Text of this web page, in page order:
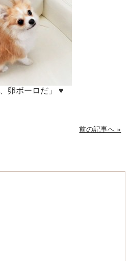
卵ボーロだ」 ♥
前の記事へ »